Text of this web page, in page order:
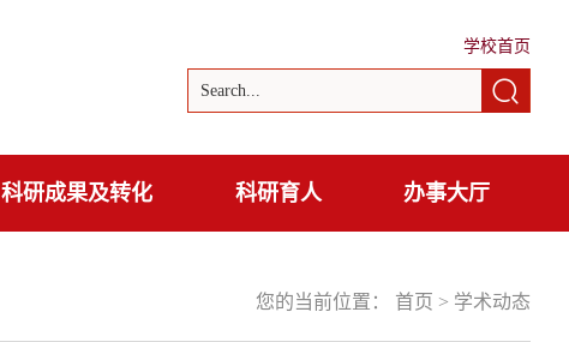
学校首页
科研成果及转化 科研育人 办事大厅
您的当前位置： 首页 > 学术动态